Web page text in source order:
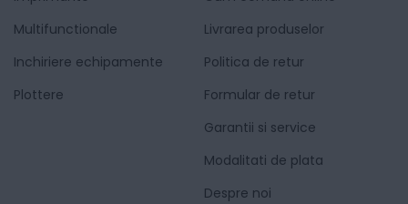
Multifunctionale
Inchiriere echipamente
Plottere
Livrarea produselor
Politica de retur
Formular de retur
Garantii si service
Modalitati de plata
Despre noi